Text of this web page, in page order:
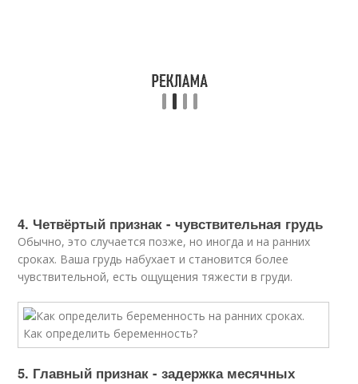
4. Четвёртый признак - чувствительная грудь
Обычно, это случается позже, но иногда и на ранних
сроках. Ваша грудь набухает и становится более
чувствительной, есть ощущения тяжести в груди.
5. Главный признак - задержка месячных